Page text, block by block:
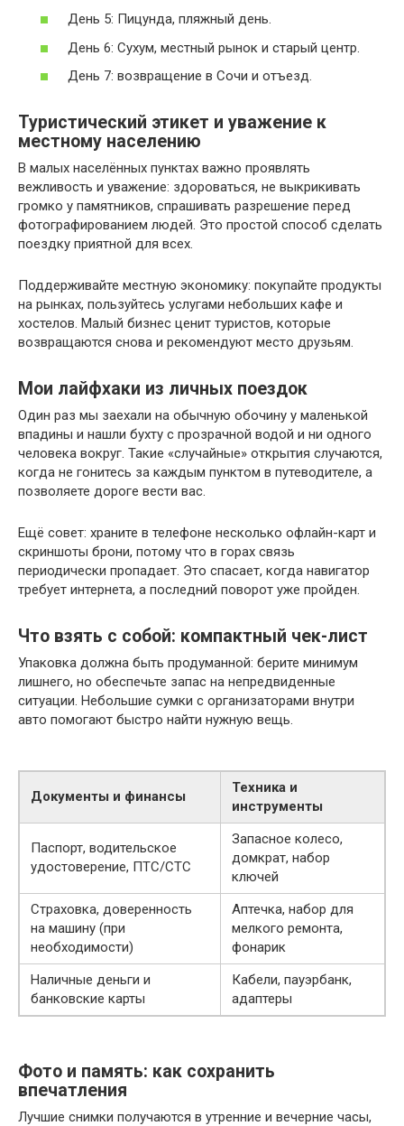
День 5: Пицунда, пляжный день.
День 6: Сухум, местный рынок и старый центр.
День 7: возвращение в Сочи и отъезд.
Туристический этикет и уважение к
местному населению
В малых населённых пунктах важно проявлять
вежливость и уважение: здороваться, не выкрикивать
громко у памятников, спрашивать разрешение перед
фотографированием людей. Это простой способ сделать
поездку приятной для всех.
Поддерживайте местную экономику: покупайте продукты
на рынках, пользуйтесь услугами небольших кафе и
хостелов. Малый бизнес ценит туристов, которые
возвращаются снова и рекомендуют место друзьям.
Мои лайфхаки из личных поездок
Один раз мы заехали на обычную обочину у маленькой
впадины и нашли бухту с прозрачной водой и ни одного
человека вокруг. Такие «случайные» открытия случаются,
когда не гонитесь за каждым пунктом в путеводителе, а
позволяете дороге вести вас.
Ещё совет: храните в телефоне несколько офлайн-карт и
скриншоты брони, потому что в горах связь
периодически пропадает. Это спасает, когда навигатор
требует интернета, а последний поворот уже пройден.
Что взять с собой: компактный чек-лист
Упаковка должна быть продуманной: берите минимум
лишнего, но обеспечьте запас на непредвиденные
ситуации. Небольшие сумки с организаторами внутри
авто помогают быстро найти нужную вещь.
Документы и финансы
Техника и
инструменты
Паспорт, водительское
удостоверение, ПТС/СТС
Запасное колесо,
домкрат, набор
ключей
Страховка, доверенность
на машину (при
необходимости)
Аптечка, набор для
мелкого ремонта,
фонарик
Наличные деньги и
банковские карты
Кабели, пауэрбанк,
адаптеры
Фото и память: как сохранить
впечатления
Лучшие снимки получаются в утренние и вечерние часы,